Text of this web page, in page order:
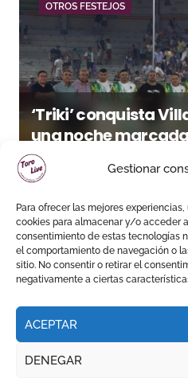
Gestionar
Para ofrecer las mejores
cookies para almacenar y/o acceder
consentimiento de estas tecnologías
el comportamiento de navegación o
sitio. No consentir o retirar el
negativamente a ciertas
ACEPTAR
DENEGAR
OTROS FESTEJOS
‘Triki’ conquista
una noche
dureza de Monteviejo